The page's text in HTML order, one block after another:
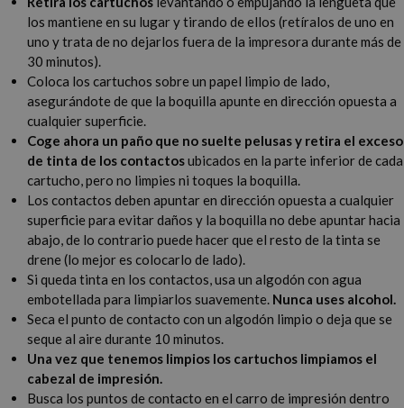
los mantiene en su lugar y tirando de ellos (retíralos de uno en
uno y trata de no dejarlos fuera de la impresora durante más de
30 minutos).
Coloca los cartuchos sobre un papel limpio de lado,
asegurándote de que la boquilla apunte en dirección opuesta a
cualquier superficie.
Coge ahora un paño que no suelte pelusas y retira el exceso
de tinta de los contactosubicados en la parte inferior de cada
cartucho, pero no limpies ni toques la boquilla.
Los contactos deben apuntar en dirección opuesta a cualquier
superficie para evitar daños y la boquilla no debe apuntar hacia
abajo, de lo contrario puede hacer que el resto de la tinta se
drene (lo mejor es colocarlo de lado).
Si queda tinta en los contactos, usa un algodón con agua
embotellada para limpiarlos suavemente. Nunca uses alcohol.
Seca el punto de contacto con un algodón limpio o deja que se
seque al aire durante 10 minutos.
Una vez que tenemos limpios los cartuchos limpiamos el
cabezal de impresión.
Busca los puntos de contacto en el carro de impresión dentro